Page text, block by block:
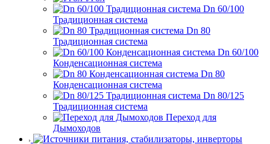
Dn 60/100
Традиционная система
Dn 80
Традиционная система
Dn 60/100
Конденсационная система
Dn 80
Конденсационная система
Dn 80/125
Традиционная система
Переход для
Дымоходов